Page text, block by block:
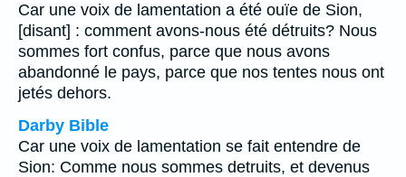
Car une voix de lamentation a été ouïe de Sion,
[disant] : comment avons-nous été détruits? Nous
sommes fort confus, parce que nous avons
abandonné le pays, parce que nos tentes nous ont
jetés dehors.
Darby Bible
Car une voix de lamentation se fait entendre de
Sion: Comme nous sommes detruits, et devenus